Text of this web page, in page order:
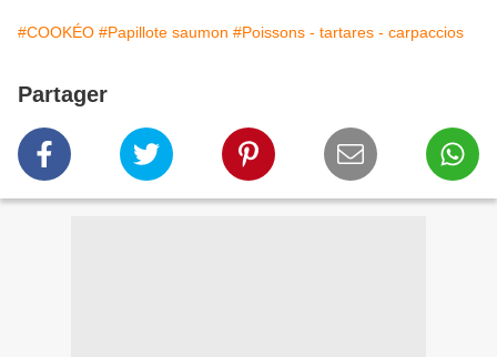
#COOKÉO #Papillote saumon #Poissons - tartares - carpaccios
Partager